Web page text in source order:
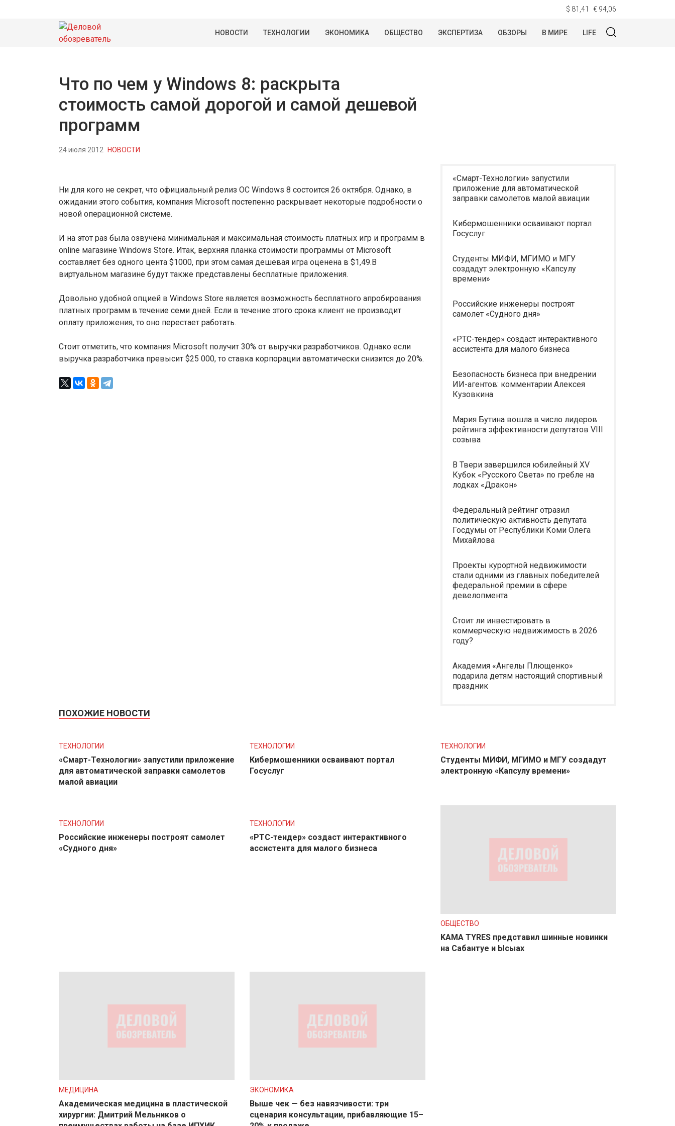
$ 81,41 € 94,06
НОВОСТИ ТЕХНОЛОГИИ ЭКОНОМИКА ОБЩЕСТВО ЭКСПЕРТИЗА ОБЗОРЫ В МИРЕ LIFE
Что по чем у Windows 8: раскрыта
стоимость самой дорогой и самой дешевой
программ
24 июля 2012 НОВОСТИ
Ни для кого не секрет, что официальный релиз ОС Windows 8 состоится 26 октября. Однако, в
ожидании этого события, компания Microsoft постепенно раскрывает некоторые подробности о
новой операционной системе.
И на этот раз была озвучена минимальная и максимальная стоимость платных игр и программ в
online магазине Windows Store. Итак, верхняя планка стоимости программы от Microsoft
составляет без одного цента $1000, при этом самая дешевая игра оценена в $1,49.В
виртуальном магазине будут также представлены бесплатные приложения.
Довольно удобной опцией в Windows Store является возможность бесплатного апробирования
платных программ в течение семи дней. Если в течение этого срока клиент не производит
оплату приложения, то оно перестает работать.
Стоит отметить, что компания Microsoft получит 30% от выручки разработчиков. Однако если
выручка разработчика превысит $25 000, то ставка корпорации автоматически снизится до 20%.
«Смарт-Технологии» запустили
приложение для автоматической
заправки самолетов малой авиации
Кибермошенники осваивают портал
Госуслуг
Студенты МИФИ, МГИМО и МГУ
создадут электронную «Капсулу
времени»
Российские инженеры построят
самолет «Судного дня»
«РТС-тендер» создаст интерактивного
ассистента для малого бизнеса
Безопасность бизнеса при внедрении
ИИ-агентов: комментарии Алексея
Кузовкина
Мария Бутина вошла в число лидеров
рейтинга эффективности депутатов VIII
созыва
В Твери завершился юбилейный XV
Кубок «Русского Света» по гребле на
лодках «Дракон»
Федеральный рейтинг отразил
политическую активность депутата
Госдумы от Республики Коми Олега
Михайлова
Проекты курортной недвижимости
стали одними из главных победителей
федеральной премии в сфере
девелопмента
Стоит ли инвестировать в
коммерческую недвижимость в 2026
году?
Академия «Ангелы Плющенко»
подарила детям настоящий спортивный
праздник
ПОХОЖИЕ НОВОСТИ
ТЕХНОЛОГИИ
«Смарт-Технологии» запустили приложение
для автоматической заправки самолетов
малой авиации
ТЕХНОЛОГИИ
Кибермошенники осваивают портал
Госуслуг
ТЕХНОЛОГИИ
Студенты МИФИ, МГИМО и МГУ создадут
электронную «Капсулу времени»
ТЕХНОЛОГИИ
Российские инженеры построят самолет
«Судного дня»
ТЕХНОЛОГИИ
«РТС-тендер» создаст интерактивного
ассистента для малого бизнеса
ОБЩЕСТВО
KAMA TYRES представил шинные новинки
на Сабантуе и Ысыах
МЕДИЦИНА
Академическая медицина в пластической
хирургии: Дмитрий Мельников о
ЭКОНОМИКА
Выше чек — без навязчивости: три
сценария консультации, прибавляющие 15–